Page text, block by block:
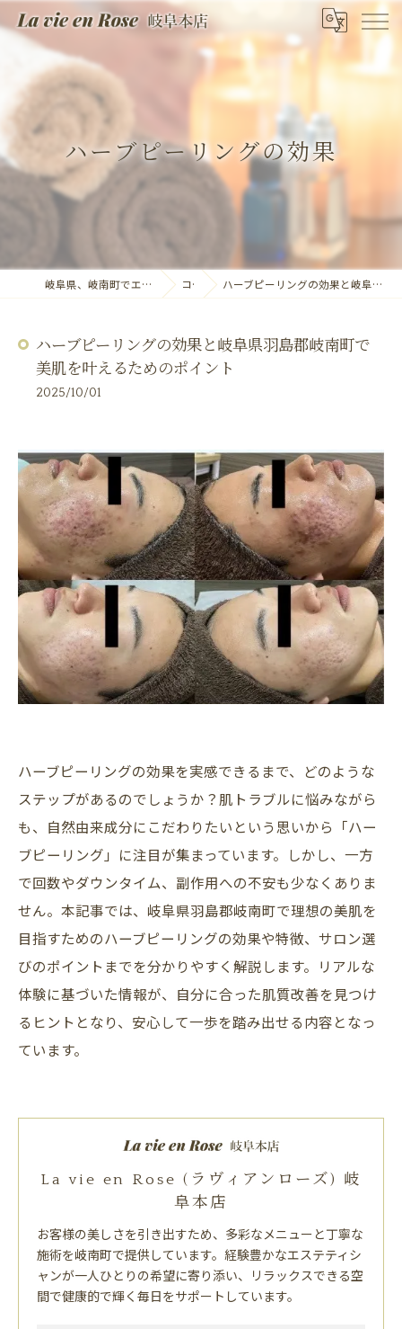
ハーブピーリングの効果
岐阜県、岐南町でエステならLa vie en Rose 岐阜本店 コラム ハーブピーリングの効果と岐阜県羽島郡岐南町で美肌を叶えるためのポイント
ハーブピーリングの効果と岐阜県羽島郡岐南町で
美肌を叶えるためのポイント
2025/10/01
ハーブピーリングの効果を実感できるまで、どのような
ステップがあるのでしょうか？肌トラブルに悩みながら
も、自然由来成分にこだわりたいという思いから「ハー
ブピーリング」に注目が集まっています。しかし、一方
で回数やダウンタイム、副作用への不安も少なくありま
せん。本記事では、岐阜県羽島郡岐南町で理想の美肌を
目指すためのハーブピーリングの効果や特徴、サロン選
びのポイントまでを分かりやすく解説します。リアルな
体験に基づいた情報が、自分に合った肌質改善を見つけ
るヒントとなり、安心して一歩を踏み出せる内容となっ
ています。
La vie en Rose (ラヴィアンローズ) 岐
阜本店
お客様の美しさを引き出すため、多彩なメニューと丁寧な
施術を岐南町で提供しています。経験豊かなエステティシ
ャンが一人ひとりの希望に寄り添い、リラックスできる空
間で健康的で輝く毎日をサポートしています。